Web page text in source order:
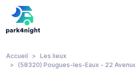
Accueil
Les lieux
(58320) Pougues-les-Eaux - 22